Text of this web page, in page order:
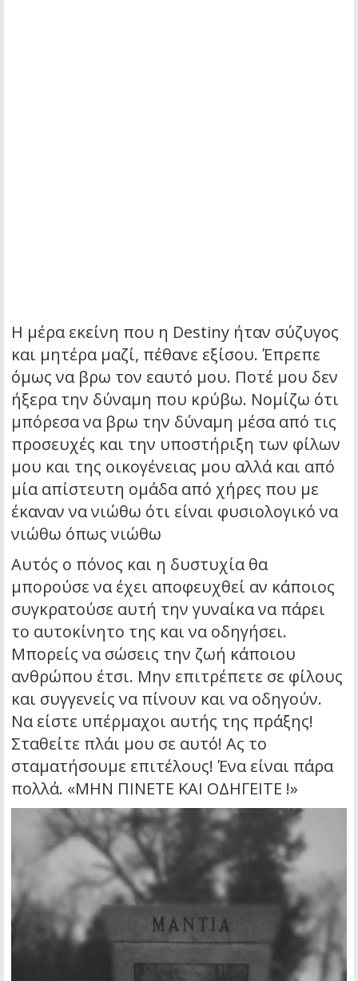
Η μέρα εκείνη που η Destiny ήταν σύζυγος
και μητέρα μαζί, πέθανε εξίσου. Έπρεπε
όμως να βρω τον εαυτό μου. Ποτέ μου δεν
ήξερα την δύναμη που κρύβω. Νομίζω ότι
μπόρεσα να βρω την δύναμη μέσα από τις
προσευχές και την υποστήριξη των φίλων
μου και της οικογένειας μου αλλά και από
μία απίστευτη ομάδα από χήρες που με
έκαναν να νιώθω ότι είναι φυσιολογικό να
νιώθω όπως νιώθω
Αυτός ο πόνος και η δυστυχία θα
μπορούσε να έχει αποφευχθεί αν κάποιος
συγκρατούσε αυτή την γυναίκα να πάρει
το αυτοκίνητο της και να οδηγήσει.
Μπορείς να σώσεις την ζωή κάποιου
ανθρώπου έτσι. Μην επιτρέπετε σε φίλους
και συγγενείς να πίνουν και να οδηγούν.
Να είστε υπέρμαχοι αυτής της πράξης!
Σταθείτε πλάι μου σε αυτό! Ας το
σταματήσουμε επιτέλους! Ένα είναι πάρα
πολλά. «ΜΗΝ ΠΙΝΕΤΕ ΚΑΙ ΟΔΗΓΕΙΤΕ !»